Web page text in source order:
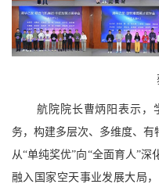
航院院长曹炳阳表示，
务，构建多层次、多维度、有
从“单纯奖优”向“全面育人”
融入国家空天事业发展大局